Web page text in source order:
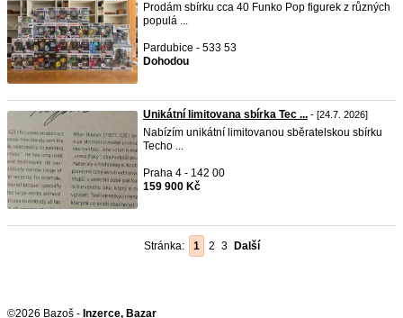
Prodám sbírku cca 40 Funko Pop figurek z různých
populá ...
Pardubice - 533 53
Dohodou
Unikátní limitovana sbírka Tec ... - [24.7. 2026]
Nabízím unikátní limitovanou sběratelskou sbírku
Techo ...
Praha 4 - 142 00
159 900 Kč
Stránka: 1 2 3 Další
©2026 Bazoš - Inzerce, Bazar